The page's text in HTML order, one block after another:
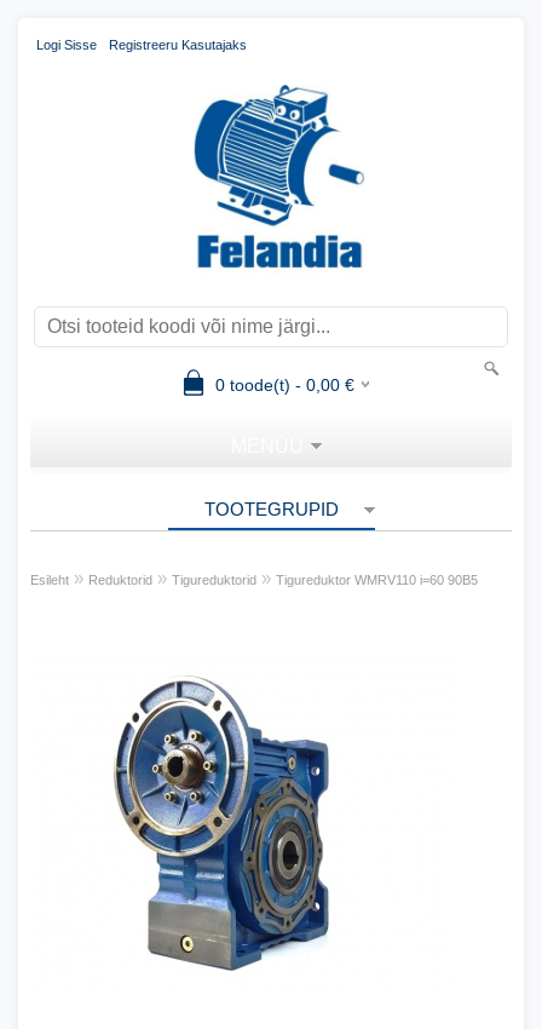
Logi Sisse Registreeru Kasutajaks
0toode(t) - 0,00€
TOOTEGRUPID
Esileht » Reduktorid » Tigureduktorid » Tigureduktor WMRV110 i=60 90B5